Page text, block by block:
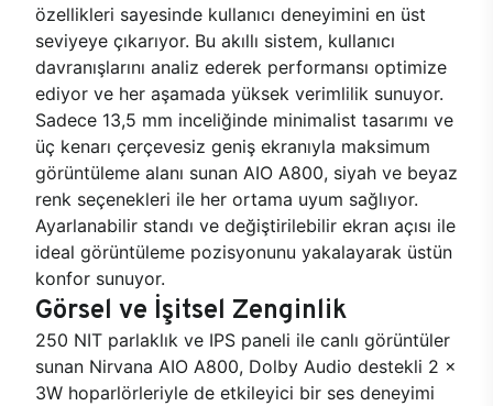
özellikleri sayesinde kullanıcı deneyimini en üst
seviyeye çıkarıyor. Bu akıllı sistem, kullanıcı
davranışlarını analiz ederek performansı optimize
ediyor ve her aşamada yüksek verimlilik sunuyor.
Sadece 13,5 mm inceliğinde minimalist tasarımı ve
üç kenarı çerçevesiz geniş ekranıyla maksimum
görüntüleme alanı sunan AIO A800, siyah ve beyaz
renk seçenekleri ile her ortama uyum sağlıyor.
Ayarlanabilir standı ve değiştirilebilir ekran açısı ile
ideal görüntüleme pozisyonunu yakalayarak üstün
konfor sunuyor.
Görsel ve İşitsel Zenginlik
250 NIT parlaklık ve IPS paneli ile canlı görüntüler
sunan Nirvana AIO A800, Dolby Audio destekli 2 x
3W hoparlörleriyle de etkileyici bir ses deneyimi